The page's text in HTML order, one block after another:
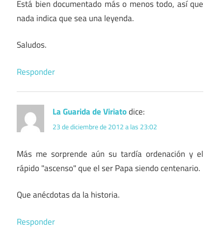
Está bien documentado más o menos todo, así que
nada indica que sea una leyenda.
Saludos.
Responder
La Guarida de Viriatodice:
23 de diciembre de 2012 a las 23:02
Más me sorprende aún su tardía ordenación y el
rápido "ascenso" que el ser Papa siendo centenario.
Que anécdotas da la historia.
Responder